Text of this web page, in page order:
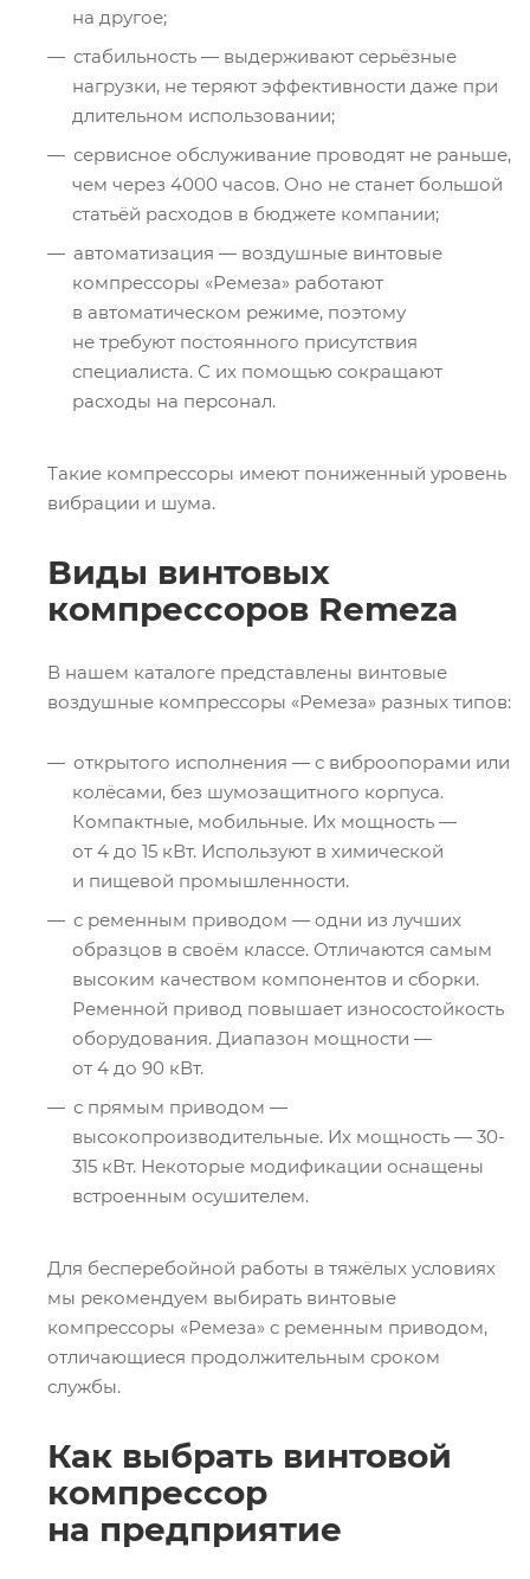
на другое;
стабильность — выдерживают серьёзные
нагрузки, не теряют эффективности даже при
длительном использовании;
сервисное обслуживание проводят не раньше,
чем через 4000 часов. Оно не станет большой
статьёй расходов в бюджете компании;
автоматизация — воздушные винтовые
компрессоры «Ремеза» работают
в автоматическом режиме, поэтому
не требуют постоянного присутствия
специалиста. С их помощью сокращают
расходы на персонал.
Такие компрессоры имеют пониженный уровень
вибрации и шума.
Виды винтовых
компрессоров Remeza
В нашем каталоге представлены винтовые
воздушные компрессоры «Ремеза» разных типов:
открытого исполнения — с виброопорами или
колёсами, без шумозащитного корпуса.
Компактные, мобильные. Их мощность —
от 4 до 15 кВт. Используют в химической
и пищевой промышленности.
с ременным приводом — одни из лучших
образцов в своём классе. Отличаются самым
высоким качеством компонентов и сборки.
Ременной привод повышает износостойкость
оборудования. Диапазон мощности —
от 4 до 90 кВт.
с прямым приводом —
высокопроизводительные. Их мощность — 30-
315 кВт. Некоторые модификации оснащены
встроенным осушителем.
Для бесперебойной работы в тяжёлых условиях
мы рекомендуем выбирать винтовые
компрессоры «Ремеза» с ременным приводом,
отличающиеся продолжительным сроком
службы.
Как выбрать винтовой
компрессор
на предприятие